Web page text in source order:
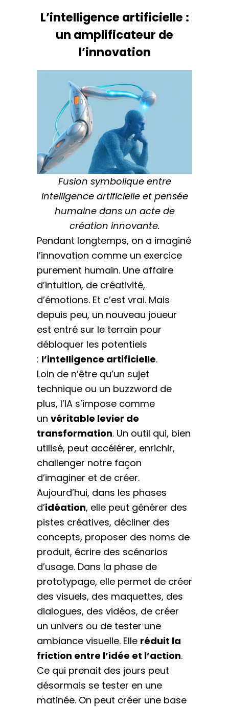
L’intelligence artificielle :
un amplificateur de
l’innovation
Fusion symbolique entre
intelligence artificielle et pensée
humaine dans un acte de
création innovante.
Pendant longtemps, on a imaginé
l’innovation comme un exercice
purement humain. Une affaire
d’intuition, de créativité,
d’émotions. Et c’est vrai. Mais
depuis peu, un nouveau joueur
est entré sur le terrain pour
débloquer les potentiels
: l’intelligence artificielle.
Loin de n’être qu’un sujet
technique ou un buzzword de
plus, l’IA s’impose comme
un véritable levier de
transformation. Un outil qui, bien
utilisé, peut accélérer, enrichir,
challenger notre façon
d’imaginer et de créer.
Aujourd’hui, dans les phases
d’idéation, elle peut générer des
pistes créatives, décliner des
concepts, proposer des noms de
produit, écrire des scénarios
d’usage. Dans la phase de
prototypage, elle permet de créer
des visuels, des maquettes, des
dialogues, des vidéos, de créer
un univers ou de tester une
ambiance visuelle. Elle réduit la
friction entre l’idée et l’action.
Ce qui prenait des jours peut
désormais se tester en une
matinée. On peut créer une base